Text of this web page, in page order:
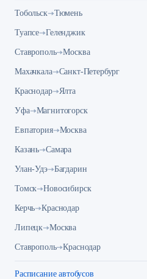
Тобольск Тюмень
Туапсе Геленджик
Ставрополь Москва
Махачкала Санкт-Петербург
Краснодар Ялта
Уфа Магнитогорск
Евпатория Москва
Казань Самара
Улан-Удэ Багдарин
Томск Новосибирск
Керчь Краснодар
Липецк Москва
Ставрополь Краснодар
Расписание автобусов